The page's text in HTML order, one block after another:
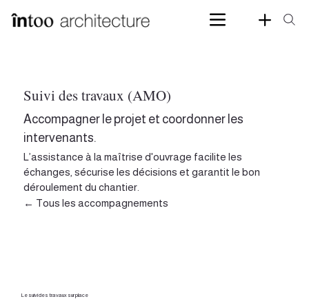
Suivi des travaux (AMO)
Accompagner le projet et coordonner les
intervenants.
L’assistance à la maîtrise d'ouvrage facilite les
échanges, sécurise les décisions et garantit le bon
déroulement du chantier.
← Tous les accompagnements
Le suivi des travaux sur place